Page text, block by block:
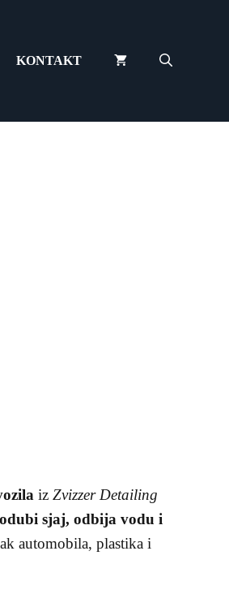
KONTAKT
iz Zvizzer Detailing
sjaj, odbija vodu i
automobila, plastika i